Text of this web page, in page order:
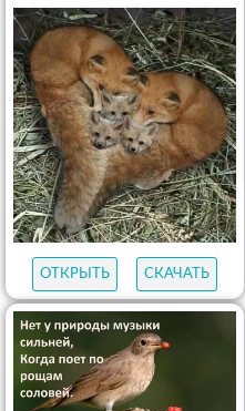
ОТКРЫТЬ СКАЧАТЬ